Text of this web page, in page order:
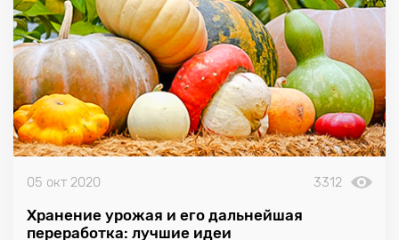
05 окт 2020 3312
Хранение урожая и его дальнейшая
переработка: лучшие идеи